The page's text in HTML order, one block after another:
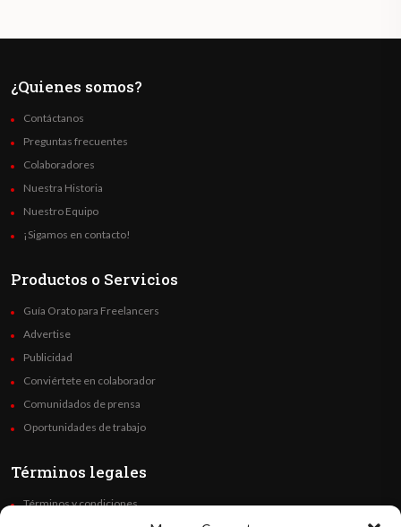
¿Quienes somos?
Contáctanos
Preguntas frecuentes
Colaboradores
Nuestra Historia
Nuestro Equipo
¡Sigamos en contacto!
Productos o Servicios
Guía Orato para Freelancers
Advertise
Publicidad
Conviértete en colaborador
Comunidados de prensa
Oportunidades de trabajo
Términos legales
Términos y condiciones